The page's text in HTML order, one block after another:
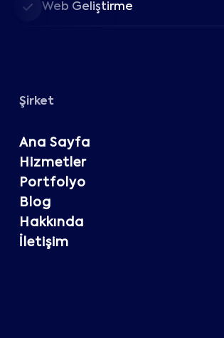
Web Geliştirme
Şirket
Ana Sayfa
Hizmetler
Portfolyo
Blog
Hakkında
İletişim